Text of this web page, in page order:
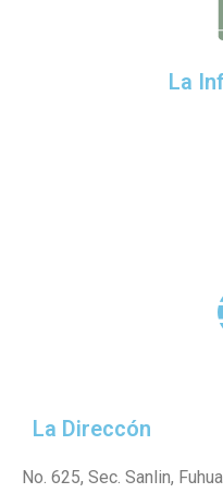
La
La Direccón
No. 625, Sec. Sanlin,